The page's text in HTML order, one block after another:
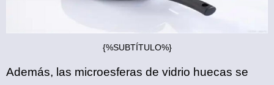
{%SUBTÍTULO%}
Además, las microesferas de vidrio huecas se